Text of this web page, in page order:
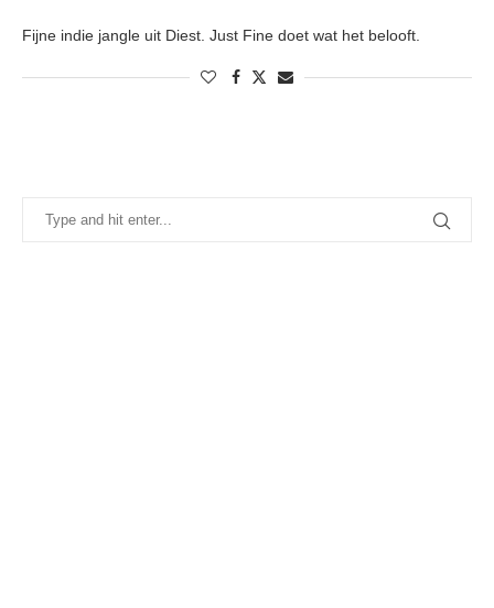
Fijne indie jangle uit Diest. Just Fine doet wat het belooft.